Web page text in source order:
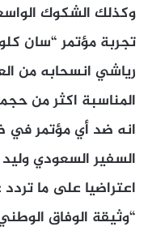
وكذلك الشكوك
تجربة مؤتمر “سان
رياشي انسحابه من
المناسبة اكثر من
انه ضد أي مؤتمر في
السفير السعودي
اعتراضيا على ما
“وثيقة الوفاق